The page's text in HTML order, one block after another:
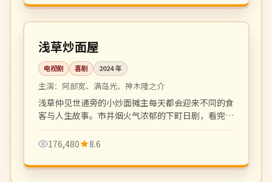
日本
完结 全 10 集
浅草炒面屋
电视剧 喜剧 2024年
主演： 阿部宽、满岛光、神木隆之介
浅草仲见世通旁的小炒面摊主每天都会迎来不同的食
客与人生故事。市井烟火气浓郁的下町日剧，看完想
立刻吃一碗炒面。
176,480
8.6